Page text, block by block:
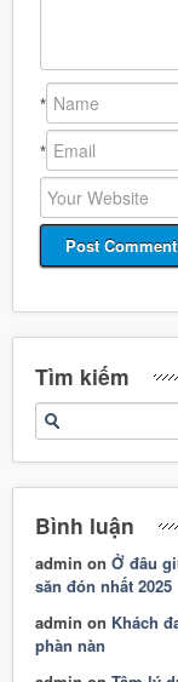
*
*
Tìm kiếm
Bình luận
admin onỞ đâu
săn đón nhất 2025
admin on Khách
phàn nàn